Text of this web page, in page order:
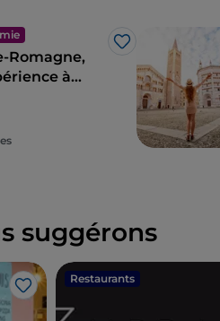
J’aime
Romagne,
à
suggérons
J’aime
Restaurants